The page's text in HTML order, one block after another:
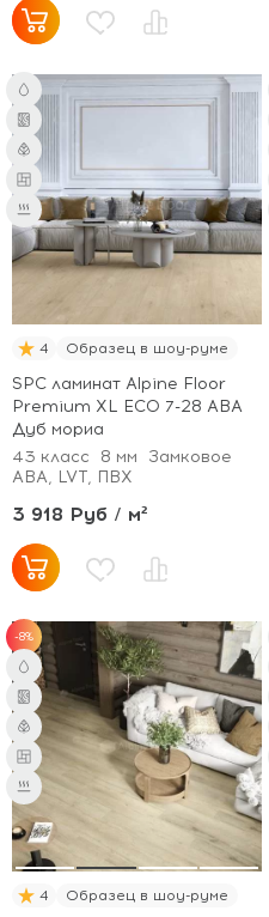
4 Образец в шоу-руме
SPC ламинат Alpine Floor
Premium XL ECO 7-28 ABA
Дуб мориа
43 класс
8 мм
Замковое
ABA, LVT, ПВХ
3 918 Руб / м²
-8%
4 Образец в шоу-руме